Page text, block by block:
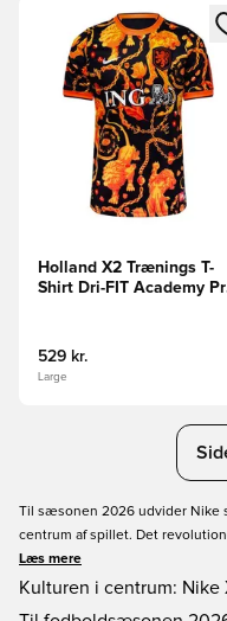
Åbner en Modal til at
Holland X2 Trænings T-
Shirt Dri-FIT Academy
529 kr.
Large
Til sæsonen 2026 udvider Nike
centrum af spillet. Det
og selvudfoldelse ved at samle
livsstilssamarbejder. Oplev
Læs mere
Kulturen i centrum: Nike